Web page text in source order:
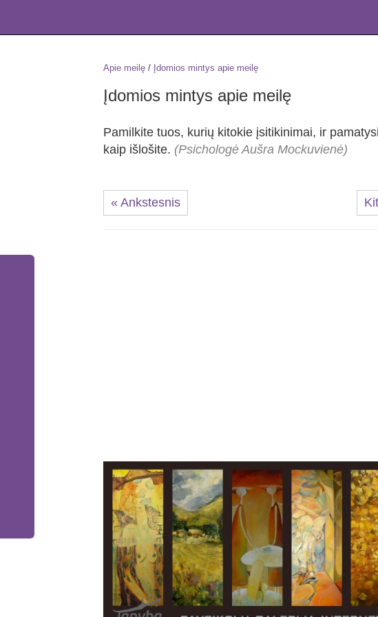
Apie meilę / Įdomios mintys apie meilę
Įdomios mintys apie meilę
Pamilkite tuos, kurių kitokie įsitikinimai, ir
kaip išlošite. (Psichologė Aušra Mockuvienė)
« Ankstesnis